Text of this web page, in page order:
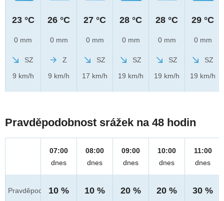
23 °C
0 mm
SZ
9 km/h
26 °C
0 mm
Z
9 km/h
27 °C
0 mm
SZ
17 km/h
28 °C
0 mm
SZ
19 km/h
28 °C
0 mm
SZ
19 km/h
29 °C
0 mm
SZ
19 km/h
Pravděpodobnost srážek na 48 hodin
Pravděpod.
07:00
dnes
10 %
08:00
dnes
10 %
09:00
dnes
20 %
10:00
dnes
20 %
11:00
dnes
30 %